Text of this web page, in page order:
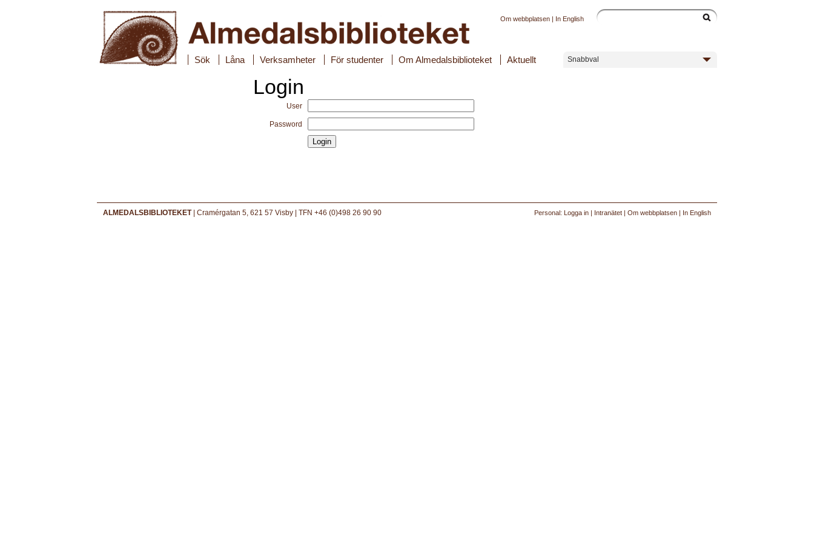
Sök Låna Verksamheter För studenter Om Almedalsbiblioteket Aktuellt
Om webbplatsen | In English
Snabbval
Login
User
Password
ALMEDALSBIBLIOTEKET| Cramérgatan 5, 621 57 Visby | TFN +46 (0)498 26 90 90 Personal: Logga in | Intranätet | Om webbplatsen | In English